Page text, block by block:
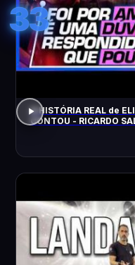
33
A HISTÓRIA REAL de
CONTOU - RICARDO